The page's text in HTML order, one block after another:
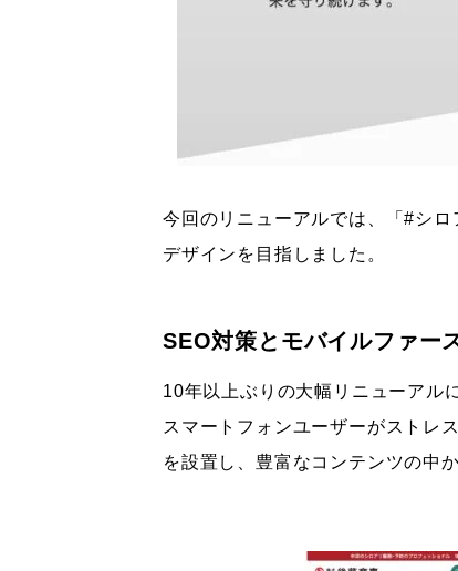
今回のリニューアルでは、「#シ
デザインを目指しました。
SEO対策とモバイルファー
10年以上ぶりの大幅リニューアル
スマートフォンユーザーがストレ
を設置し、豊富なコンテンツの中